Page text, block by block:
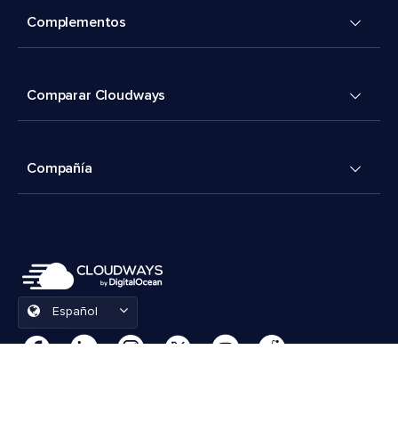
Complementos
Comparar Cloudways
Compañía
Español